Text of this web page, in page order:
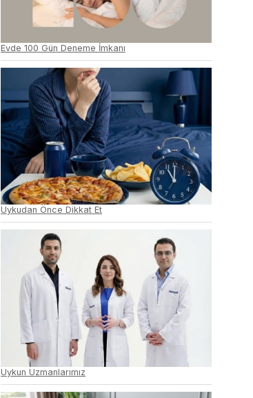
Evde 100 Gün Deneme İmkanı
Uykudan Önce Dikkat Et
Uykun Uzmanlarımız